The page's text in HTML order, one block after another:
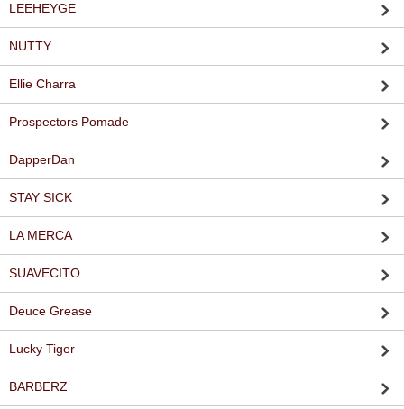
LEEHEYGE
NUTTY
Ellie Charra
Prospectors Pomade
DapperDan
STAY SICK
LA MERCA
SUAVECITO
Deuce Grease
Lucky Tiger
BARBERZ